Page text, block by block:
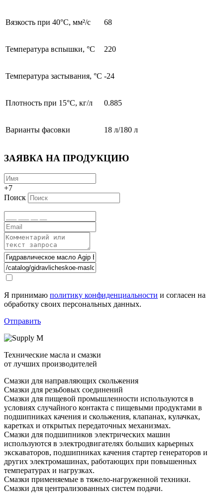
Вязкость при 40°С, мм²/с 68
Температура вспышки, °C 220
Температура застывания, °C -24
Плотность при 15°С, кг/л 0.885
Варианты фасовки 18 л/180 л
ЗАЯВКА НА ПРОДУКЦИЮ
+7
Поиск
Я принимаю политику конфиденциальности и согласен на
обработку своих персональных данных.
Отправить
Технические масла и смазки
от лучших производителей
Смазки для направляющих скольжения
Смазки для резьбовых соединений
Смазки для пищевой промышленности используются в
условиях случайного контакта с пищевыми продуктами в
подшипниках качения и скольжения, клапанах, кулачках,
каретках и открытых передаточных механизмах.
Смазки для подшипников электрических машин
используются в электродвигателях больших карьерных
экскаваторов, подшипниках качения стартер генераторов и
других электромашинах, работающих при повышенных
температурах и нагрузках.
Смазки применяемые в тяжело-нагруженной техники.
Смазки для централизованных систем подачи.